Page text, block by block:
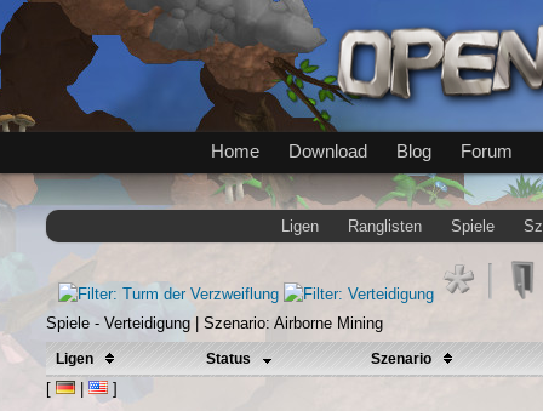
Home Download Blog Forum
Ligen Ranglisten Spiele
Spiele - Verteidigung | Szenario: Airborne Mining
Ligen Status Szenario
[ | ]